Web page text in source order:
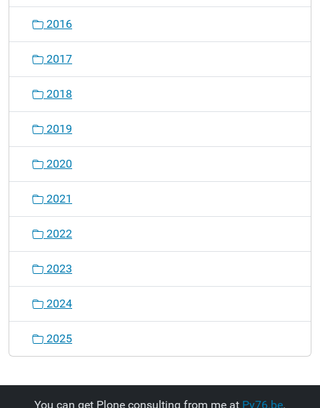
2016
2017
2018
2019
2020
2021
2022
2023
2024
2025
You can get Plone consulting from me at Py76.be.